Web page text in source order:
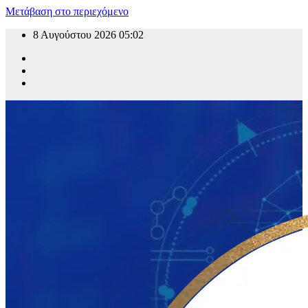
Μετάβαση στο περιεχόμενο
8 Αυγούστου 2026 05:02